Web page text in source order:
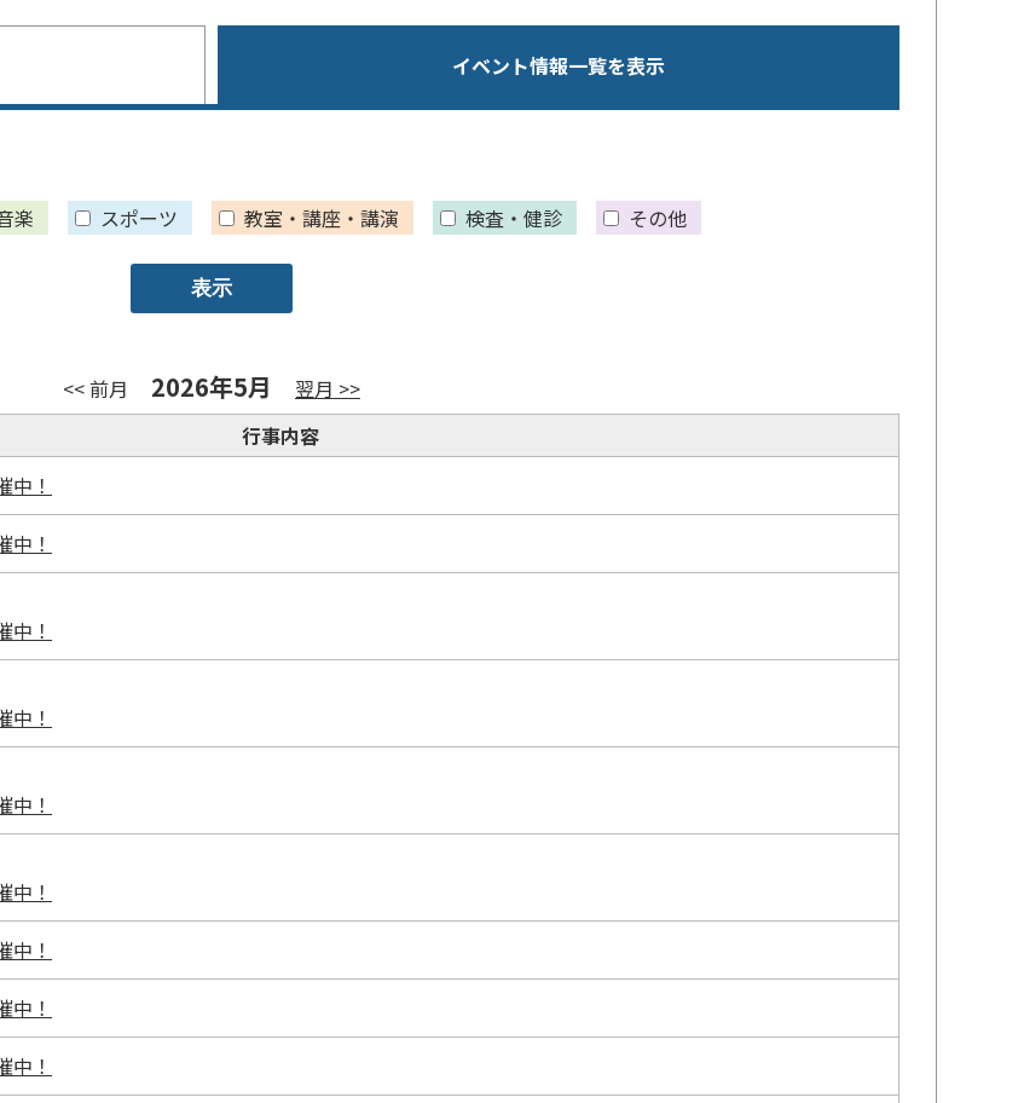
イベント情報一覧を表示
楽 スポーツ 教室・講座・講演 検査・健診 その他
<< 前月 2026年5月
翌月 >>
行事内容
中！
中！
中！
中！
中！
中！
中！
中！
中！